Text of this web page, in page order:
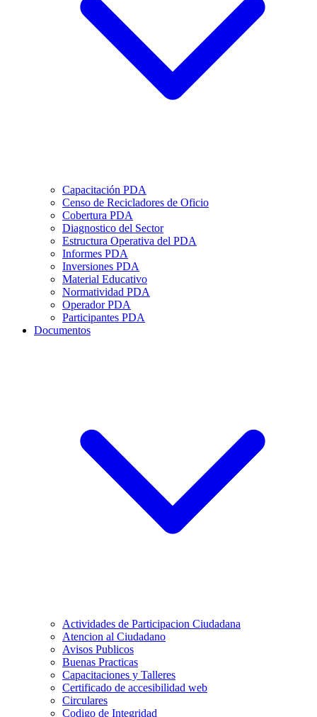
Capacitación PDA
Censo de Recicladores de Oficio
Cobertura PDA
Diagnostico del Sector
Estructura Operativa del PDA
Informes PDA
Inversiones PDA
Material Educativo
Normatividad PDA
Operador PDA
Participantes PDA
Documentos
Actividades de Participacion Ciudadana
Atencion al Ciudadano
Avisos Publicos
Buenas Practicas
Capacitaciones y Talleres
Certificado de accesibilidad web
Circulares
Codigo de Integridad